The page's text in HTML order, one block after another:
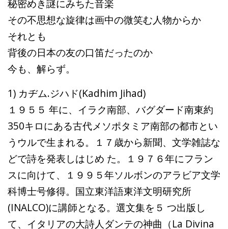
秘密めき謎にみちた音楽
その不思想な旋律は画中の微笑む人物からか
それとも
背後の日本の友の口笛だったのか
今も、解らず。
1) カヂム.ジハド(Kadhim Jihad)
１９５５ 年に、イラク南部、バグダード南東約
350キロにある古代メソポタミア南部の都市とい
うウルで生まれる。１７歳から新聞、文学雑誌な
どで詩を発表しはじめ た。１９７６年にフラン
スに向けて、１９９５年ソルボンのアラビア文学
科博士号修得。国立東洋語東洋文明研究所
(INALCO)に講師となる。選文集を５ つ出版し
て、イタリアの大詩人ダンテの神曲（La Divina